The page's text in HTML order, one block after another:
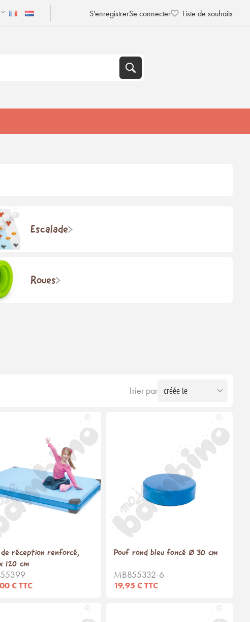
S'enregistrerSe connecter Liste de souhaits
Escalade
Roues
Trier par
de réception renforcé,
120 cm
€ TTC
Pouf rond bleu foncé Ø 30 cm
MB855332-6
19,95 € TTC